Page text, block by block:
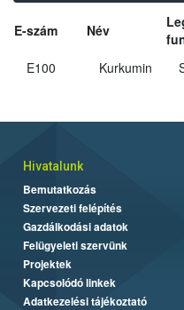
E-szám Név
E100 Kurkumin
Hivatalunk
Bemutatkozás
Szervezeti felépítés
Gazdálkodási adatok
Felügyeleti szervünk
Projektek
Kapcsolódó linkek
Adatkezelési tájékoztató